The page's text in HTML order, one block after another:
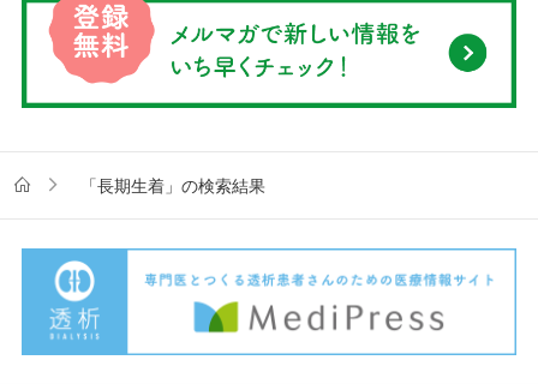
「長期生着」の検索結果